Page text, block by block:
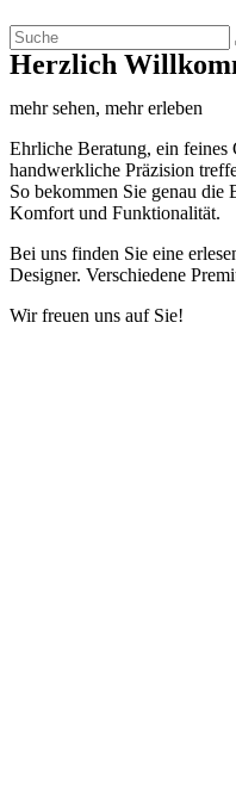
Herzlich
mehr sehen, mehr erleben
Ehrliche Beratung, ein feines
handwerkliche Präzision
So bekommen Sie genau
Komfort und Funktionalität.
Bei uns finden Sie eine
Designer. Verschiedene
Wir freuen uns auf Sie!